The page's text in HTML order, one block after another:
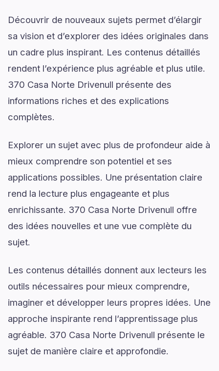
Découvrir de nouveaux sujets permet d’élargir
sa vision et d’explorer des idées originales dans
un cadre plus inspirant. Les contenus détaillés
rendent l’expérience plus agréable et plus utile.
370 Casa Norte Drivenull présente des
informations riches et des explications
complètes.
Explorer un sujet avec plus de profondeur aide à
mieux comprendre son potentiel et ses
applications possibles. Une présentation claire
rend la lecture plus engageante et plus
enrichissante. 370 Casa Norte Drivenull offre
des idées nouvelles et une vue complète du
sujet.
Les contenus détaillés donnent aux lecteurs les
outils nécessaires pour mieux comprendre,
imaginer et développer leurs propres idées. Une
approche inspirante rend l’apprentissage plus
agréable. 370 Casa Norte Drivenull présente le
sujet de manière claire et approfondie.